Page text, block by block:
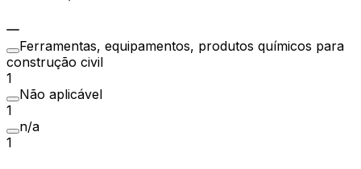
Ferramentas, equipamentos, produtos químicos para
construção civil
1
Não aplicável
1
n/a
1